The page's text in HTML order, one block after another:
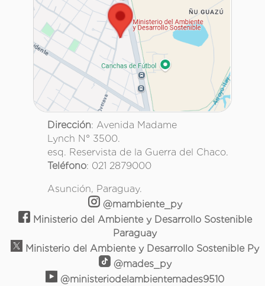
Dirección: Avenida Madame
Lynch N° 3500.
esq. Reservista de la Guerra del Chaco.
Teléfono: 021 2879000
Asunción, Paraguay.
@mambiente_py
Ministerio del Ambiente y Desarrollo Sostenible
Paraguay
Ministerio del Ambiente y Desarrollo Sostenible Py
@mades_py
@ministeriodelambientemades9510